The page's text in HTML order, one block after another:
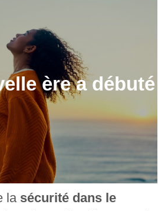
ère a débuté
la sécurité dans le